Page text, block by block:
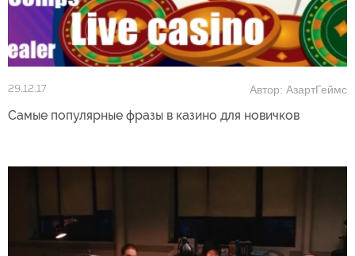
29.12.17 Автор: АзартГеймс
Самые популярные фразы в казино для новичков